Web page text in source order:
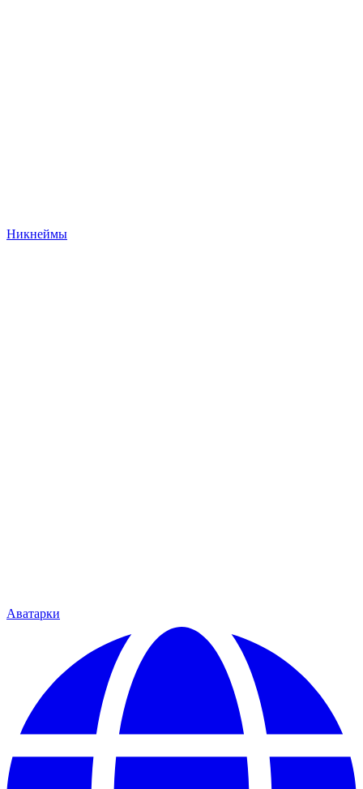
Никнеймы
Аватарки